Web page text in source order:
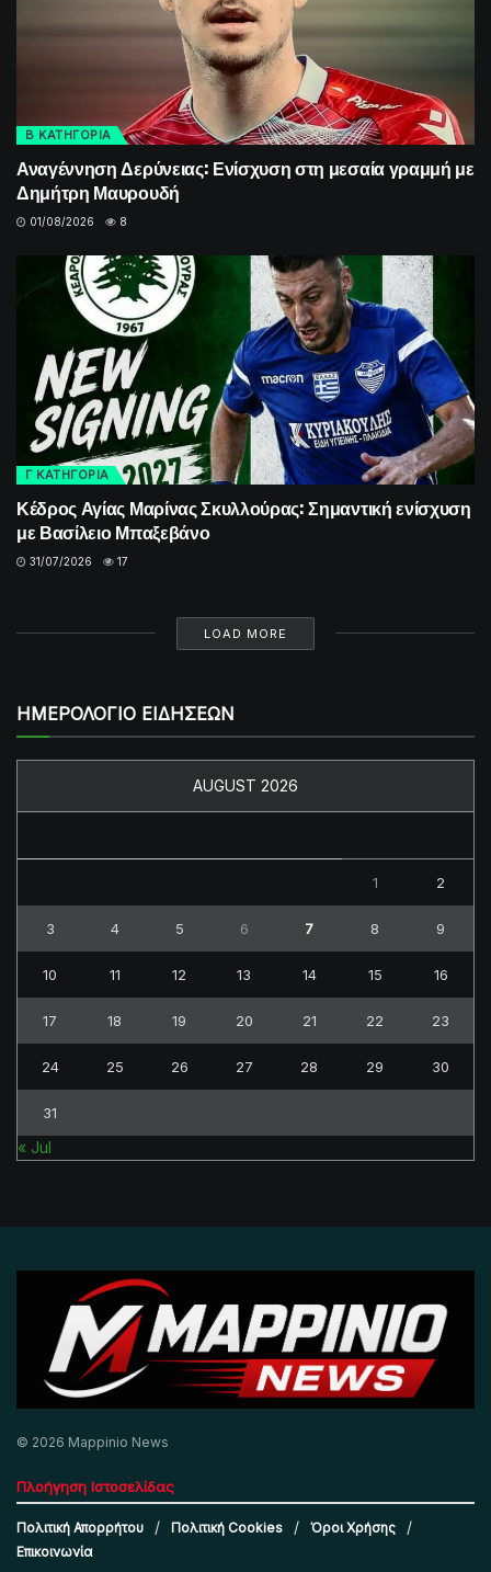
Β ΚΑΤΗΓΟΡΙΑ
Αναγέννηση Δερύνειας: Ενίσχυση στη μεσαία γραμμή με
Δημήτρη Μαυρουδή
01/08/2026 8
Γ ΚΑΤΗΓΟΡΙΑ
Κέδρος Αγίας Μαρίνας Σκυλλούρας: Σημαντική ενίσχυση
με Βασίλειο Μπαξεβάνο
31/07/2026 17
LOAD MORE
ΗΜΕΡΟΛΟΓΙΟ ΕΙΔΗΣΕΩΝ
AUGUST 2026
1 2
3 4 5 6 7 8 9
10 11 12 13 14 15 16
17 18 19 20 21 22 23
24 25 26 27 28 29 30
31
« Jul
© 2026 Mappinio News
Πλοήγηση Ιστοσελίδας
Πολιτική Απορρήτου Πολιτική Cookies
Όροι Χρήσης
Επικοινωνία